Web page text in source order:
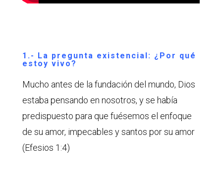
1.- La pregunta existencial: ¿Por qué
estoy vivo?
Mucho antes de la fundación del mundo, Dios
estaba pensando en nosotros, y se había
predispuesto para que fuésemos el enfoque
de su amor, impecables y santos por su amor
(Efesios 1:4)